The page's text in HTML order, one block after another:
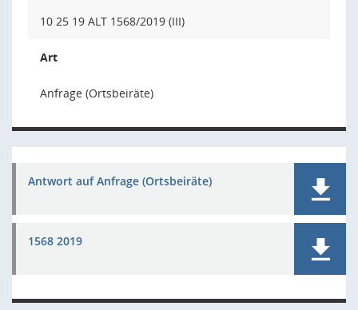
10 25 19 ALT 1568/2019 (III)
Art
Anfrage (Ortsbeiräte)
Antwort auf Anfrage (Ortsbeiräte)
1568 2019